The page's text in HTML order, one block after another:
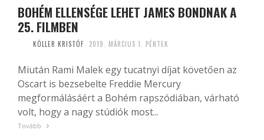
BOHÉM ELLENSÉGE LEHET JAMES BONDNAK A
25. FILMBEN
KÖLLER KRISTÓF 2019. MÁRCIUS 1. PÉNTEK
Miután Rami Malek egy tucatnyi díjat követően az
Oscart is bezsebelte Freddie Mercury
megformálásáért a Bohém rapszódiában, várható
volt, hogy a nagy stúdiók most...
Tovább